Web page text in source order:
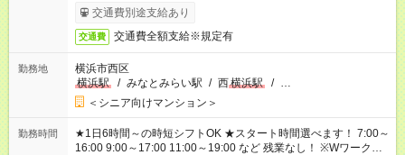
完了次第のお支払いとなります。
交通費別途支給あり
交通費 交通費全額支給※規定有
勤務地
横浜市西区
横浜駅
/ みなとみらい駅 / 西横浜駅 / …
＜シニア向けマンション＞
勤務時間
★1日6時間～の時短シフトOK ★スタート時間選べます！ 7:00～
16:00 9:00～17:00 11:00～19:00 など 残業なし！ ※Wワークの